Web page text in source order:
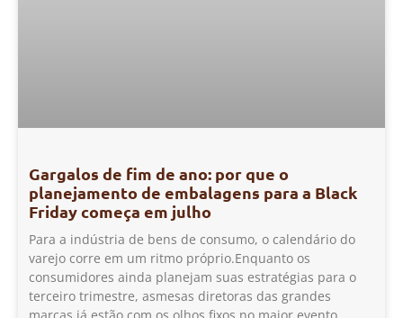
Gargalos de fim de ano: por que o
planejamento de embalagens para a Black
Friday começa em julho
Para a indústria de bens de consumo, o calendário do
varejo corre em um ritmo próprio.Enquanto os
consumidores ainda planejam suas estratégias para o
terceiro trimestre, asmesas diretoras das grandes